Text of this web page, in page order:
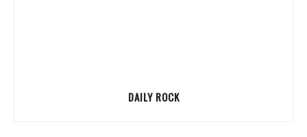
DAILY ROCK